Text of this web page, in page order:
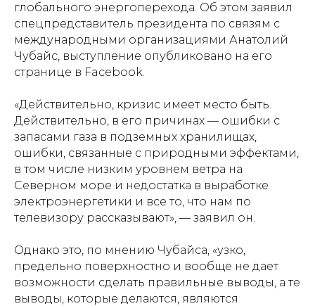
глобального энергоперехода. Об этом заявил
спецпредставитель президента по связям с
международными организациями Анатолий
Чубайс, выступление опубликовано на его
странице в Facebook.
«Действительно, кризис имеет место быть.
Действительно, в его причинах — ошибки с
запасами газа в подземных хранилищах,
ошибки, связанные с природными эффектами,
в том числе низким уровнем ветра на
Северном море и недостатка в выработке
электроэнергетики и все то, что нам по
телевизору рассказывают», — заявил он.
Однако это, по мнению Чубайса, «узко,
предельно поверхностно и вообще не дает
возможности сделать правильные выводы, а те
выводы, которые делаются, являются